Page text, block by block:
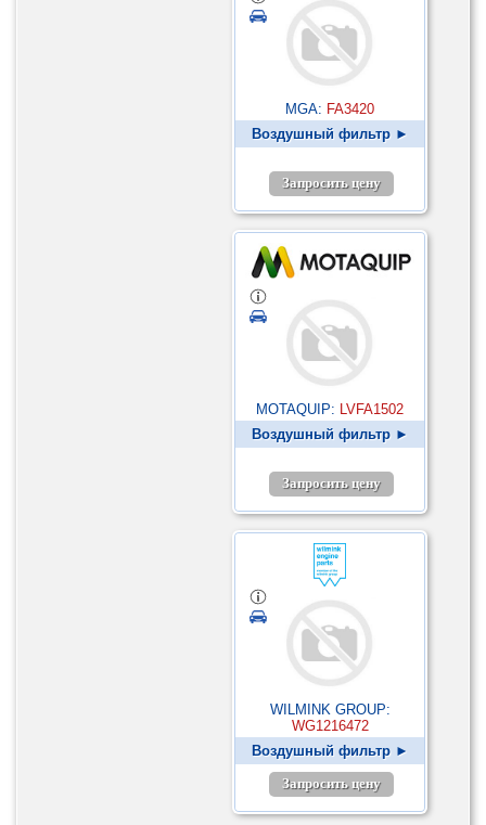
MGA: FA3420
Воздушный фильтр ►
Запросить цену
MOTAQUIP: LVFA1502
Воздушный фильтр ►
Запросить цену
WILMINK GROUP:
WG1216472
Воздушный фильтр ►
Запросить цену